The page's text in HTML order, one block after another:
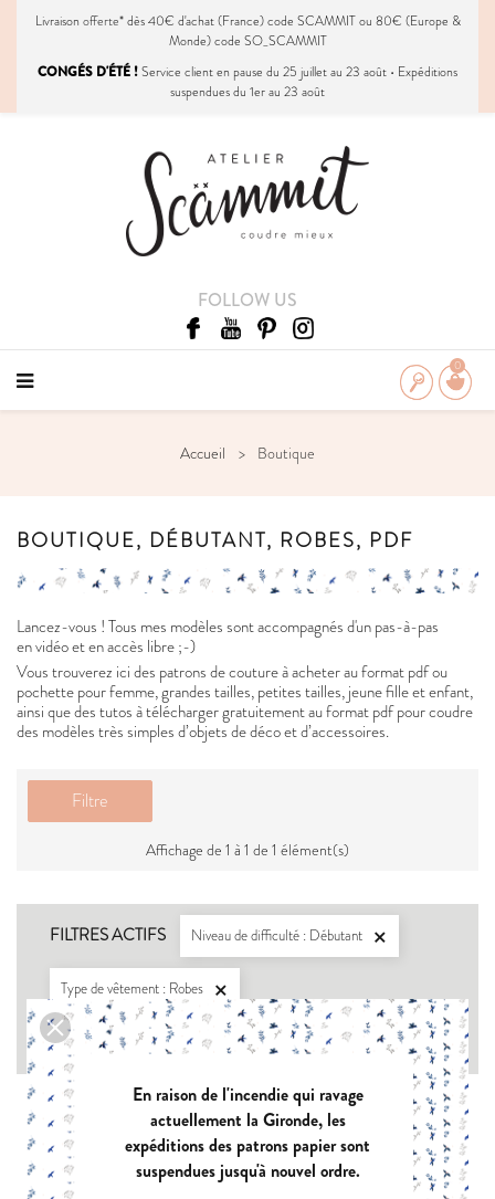
Livraison offerte* dès 40€ d'achat (France) code SCAMMIT ou 80€ (Europe &
Monde) code SO_SCAMMIT
CONGÉS D'ÉTÉ !Service client en pause du 25 juillet au 23 août • Expéditions
suspendues du 1er au 23 août
FOLLOW US
0
Accueil Boutique
BOUTIQUE, DÉBUTANT, ROBES, PDF
Lancez-vous ! Tous mes modèles sont accompagnés d'un pas-à-pas
en vidéo et en accès libre ;-)
Vous trouverez ici des patrons de couture à acheter au format pdf ou
pochette pour femme, grandes tailles, petites tailles, jeune fille et enfant,
ainsi que des tutos à télécharger gratuitement au format pdf pour coudre
des modèles très simples d’objets de déco et d’accessoires.
Filtre
Affichage de 1 à 1 de 1 élément(s)
FILTRES ACTIFS Niveau de difficulté : Débutant 
Type de vêtement : Robes 
Support du patron : PDF 
En raison de l'incendie qui ravage
actuellement la Gironde, les
expéditions des patrons papier sont
suspendues jusqu'à nouvel ordre.